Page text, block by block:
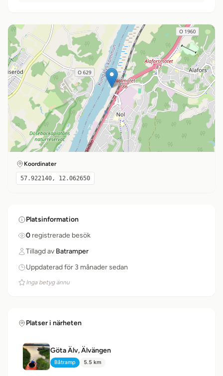
Koordinater
57.922140, 12.062650
Platsinformation
0 registrerade besök
Tillagd av Batramper
Uppdaterad för 3 månader sedan
Inga betyg ännu
Platser i närheten
Göta Älv, Älvängen
Typ:
Båtramp Avstånd:
5.5 km